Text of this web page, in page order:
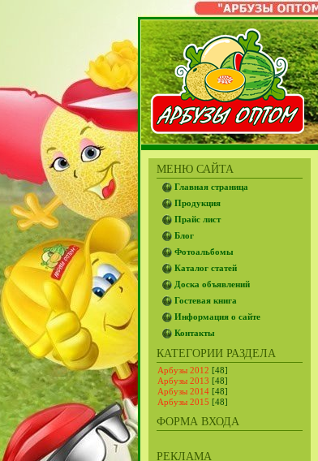
МЕНЮ САЙТА
Главная страница
Продукция
Прайс лист
Блог
Фотоальбомы
Каталог статей
Доска объявлений
Гостевая книга
Информация о сайте
Контакты
КАТЕГОРИИ РАЗДЕЛА
Арбузы 2012 [48]
Арбузы 2013 [48]
Арбузы 2014 [48]
Арбузы 2015 [48]
ФОРМА ВХОДА
РЕКЛАМА